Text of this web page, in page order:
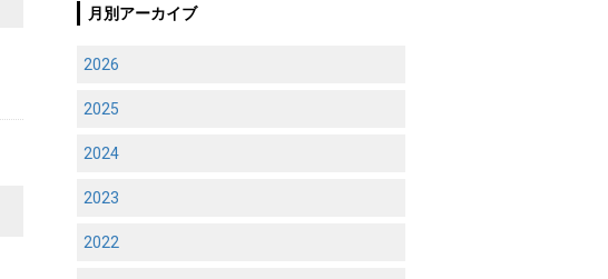
月別アーカイブ
2026
2025
2024
2023
2022